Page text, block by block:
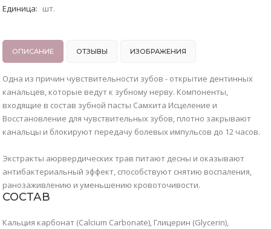
Единица: шт.
ОПИСАНИЕ ОТЗЫВЫ ИЗОБРАЖЕНИЯ
Одна из причин чувствительности зубов - открытие дентинных
канальцев, которые ведут к зубному нерву. Компоненты,
входящие в состав зубной пасты Самхита Исцеление и
Восстановление для чувствительных зубов, плотно закрывают
канальцы и блокируют передачу болевых импульсов до 12 часов.
Экстракты аюрвердических трав питают десны и оказывают
антибактериальный эффект, способствуют снятию воспаления,
ранозаживлению и уменьшению кровоточивости.
СОСТАВ
Кальция карбонат (Calcium Carbonate), Глицерин (Glycerin),